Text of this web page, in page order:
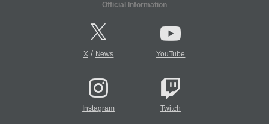
Official Information
X/ News YouTube
Instagram Twitch